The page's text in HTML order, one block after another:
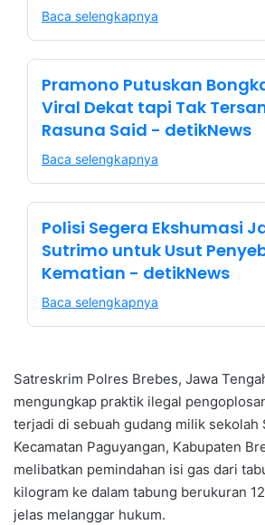
Baca selengkapnya
Pramono Putuskan
Viral Dekat tapi Tak
Rasuna Said - detikNews
Baca selengkapnya
Polisi Segera Ekshumasi
Sutrimo untuk Usut
Kematian - detikNews
Baca selengkapnya
Satreskrim Polres Brebes, Jawa
mengungkap praktik ilegal
terjadi di sebuah gudang milik sekolah
Kecamatan Paguyangan, Kabupaten
melibatkan pemindahan isi gas dari
kilogram ke dalam tabung berukuran
jelas melanggar hukum.